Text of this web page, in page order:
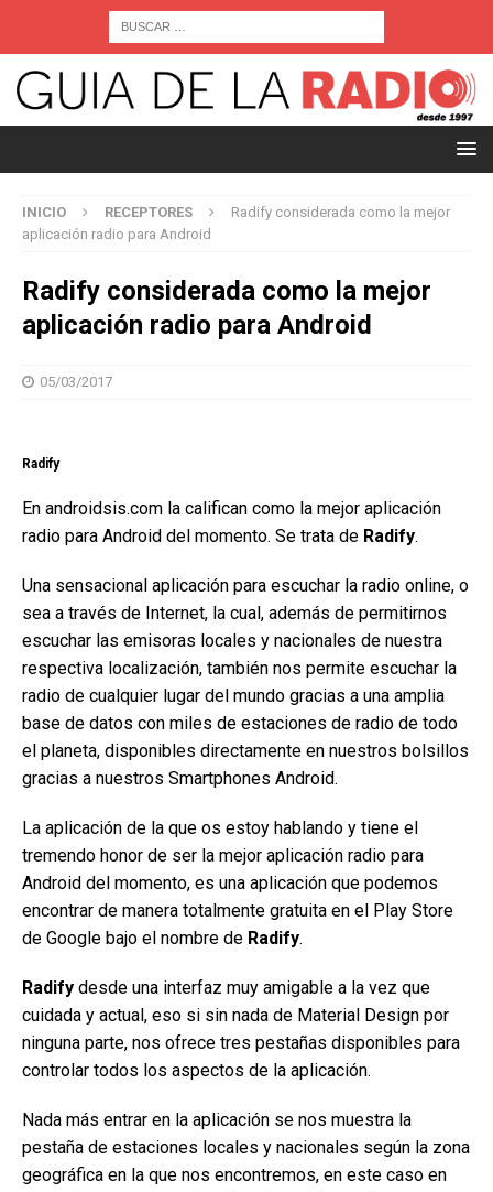
INICIO RECEPTORES
Radify considerada como la mejor
aplicación radio para Android
Radify considerada como la mejor
aplicación radio para Android
05/03/2017
Radify
En androidsis.com la califican como la mejor aplicación
radio para Android del momento. Se trata de Radify.
Una sensacional aplicación para escuchar la radio online, o
sea a través de Internet, la cual, además de permitirnos
escuchar las emisoras locales y nacionales de nuestra
respectiva localización, también nos permite escuchar la
radio de cualquier lugar del mundo gracias a una amplia
base de datos con miles de estaciones de radio de todo
el planeta, disponibles directamente en nuestros bolsillos
gracias a nuestros Smartphones Android.
La aplicación de la que os estoy hablando y tiene el
tremendo honor de ser la mejor aplicación radio para
Android del momento, es una aplicación que podemos
encontrar de manera totalmente gratuita en el Play Store
de Google bajo el nombre de Radify.
Radify desde una interfaz muy amigable a la vez que
cuidada y actual, eso si sin nada de Material Design por
ninguna parte, nos ofrece tres pestañas disponibles para
controlar todos los aspectos de la aplicación.
Nada más entrar en la aplicación se nos muestra la
pestaña de estaciones locales y nacionales según la zona
geográfica en la que nos encontremos, en este caso en